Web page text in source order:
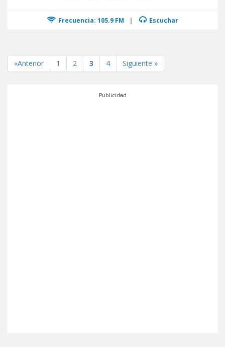
Frecuencia: 105.9 FM | Escuchar
«Anterior 1 2 3 4 Siguiente »
Publicidad